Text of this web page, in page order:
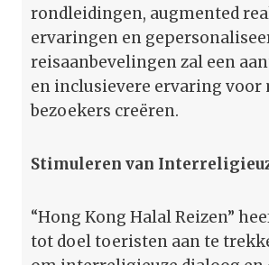
rondleidingen, augmented
ervaringen en
reisaanbevelingen zal een
en inclusievere ervaring voor
bezoekers creëren.
Stimuleren van
“Hong Kong Halal Reizen”
tot doel toeristen aan te